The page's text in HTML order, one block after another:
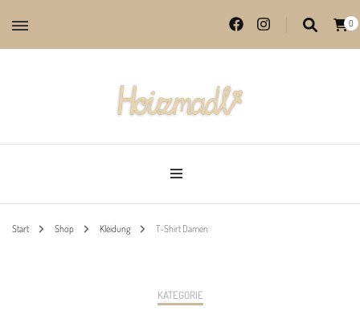
0
Hoizmadl
Start Shop Kleidung T-Shirt Damen
KATEGORIE